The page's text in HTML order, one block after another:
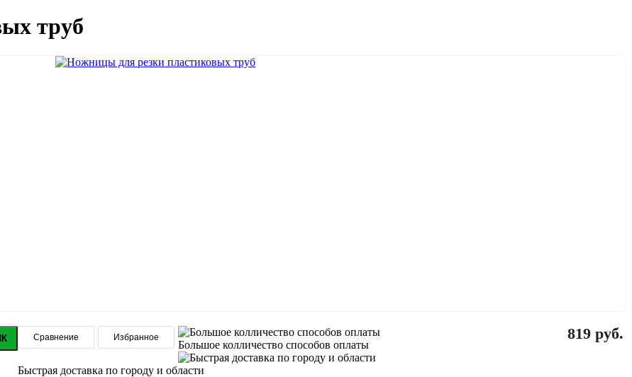
труб
819 руб.
Сравнение Избранное
Большое колличество способов оплаты
Быстрая доставка по городу и области